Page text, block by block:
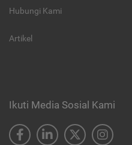
Hubungi Kami
Artikel
Ikuti Media Sosial Kami